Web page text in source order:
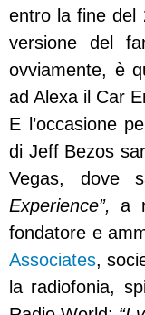
entro la fine del
versione del
ovviamente, è
ad Alexa il Car
E l’occasione
di Jeff Bezos
Vegas, dove
Experience”, a
fondatore e
Associates,
la radiofonia,